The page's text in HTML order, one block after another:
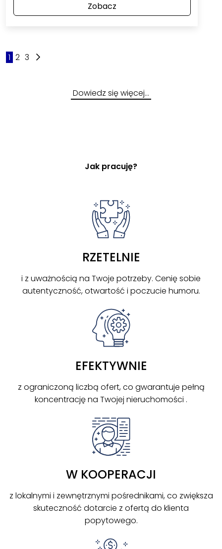
Zobacz
1 2 3
Dowiedz się więcej…
Jak pracuję?
RZETELNIE
i z uważnością na Twoje potrzeby. Cenię sobie
autentyczność, otwartość i poczucie humoru.
EFEKTYWNIE
z ograniczoną liczbą ofert, co gwarantuje pełną
koncentrację na Twojej nieruchomości .
W KOOPERACJI
z lokalnymi i zewnętrznymi pośrednikami, co zwiększa
skuteczność dotarcie z ofertą do klienta
popytowego.